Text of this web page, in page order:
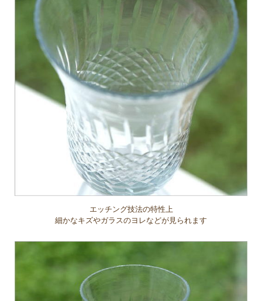
エッチング技法の特性上
細かなキズやガラスのヨレなどが見られます